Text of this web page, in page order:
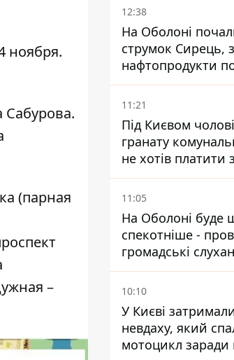
ноября.
Сабурова.
(парная
–
12:38
На Оболоні
струмок Сирець,
нафтопродукти
до озер
11:21
Під Києвом
гранату
не хотів платити
квитанціями
11:05
На Оболоні буде
спекотніше -
громадські
храму УГКЦ на
10:10
У Києві
невдаху, який
мотоцикл заради